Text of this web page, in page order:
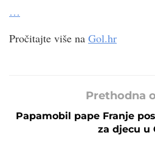
…
Pročitajte više na Gol.hr
Prethodna
Papamobil pape Franje
za djecu u